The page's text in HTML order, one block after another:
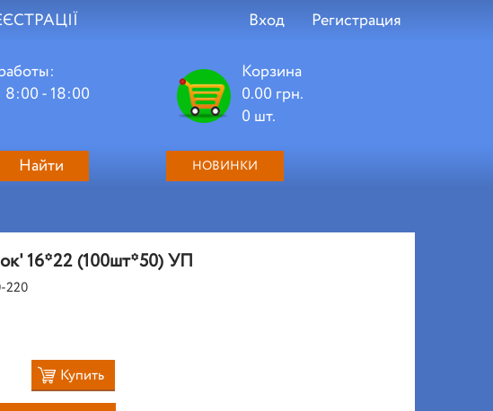
Вход Регистрация
Корзина
0.00 грн.
0 шт.
- 18:00
Найти НОВИНКИ
16*22 (100шт*50) УП
220
Купить